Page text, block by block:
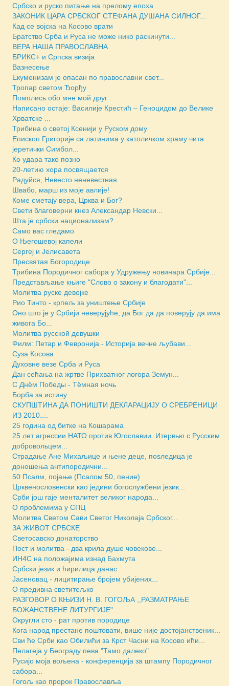
Србско и руско питање на прелому епоха
ЗАКОНИК ЦАРА СРБСКОГ СТЕФАНА ДУШАНА СИЛНОГ...
Кад се војска на Косово врати
Братство Срба и Руса не може нико раскинути...
ВЕРА НАША ПРАВОСЛАВНА
БРИКС+ и Српска визија
Вазнесење
Екуменизам је опасан по православни свет...
Тропар светом Ђорђу
Помолись обо мне мой друг
Написано остаје: Василије Крестић – Геноцидом до Велике
Хрватске ...
Трибина о светој Ксенији у Руском дому
Епископ Григорије са латинима у католичком храму чита
јеретички Симбол...
Ко удара тако позно
20-летию хора посвящается
Радуйся, Невесто неневестная
Швабо, марш из моје авлије!
Коме сметају вера, Црква и Бог?
Свети благоверни кнез Александар Невски...
Шта је србски национализам?
Само вас гледамо
О Његошевој капели
Сергеј и Јелисавета
Пресвятая Богородице
Трибина Породичног сабора у Удружењу новинара Србије...
Представљање књиге "Слово о закону и благодати"...
Молитва руске девојке
Рио Тинто - крпељ за уништење Србије
Оно што је у Србији неверујуће, да Бог да да поверују да има
живога Бо...
Молитва русской девушки
Филм: Петар и Февронија - Историја вечне љубави...
Суза Косова
Духовне везе Срба и Руса
Дан сећања на жртве Прихватног логора Земун...
С Днём Победы - Тёмная ночь
Борба за истину
СКУПШТИНА ДА ПОНИШТИ ДЕКЛАРАЦИЈУ О СРЕБРЕНИЦИ
ИЗ 2010....
25 година од битке на Кошарама
25 лет агрессии НАТО против Югославии. Итервью с Русским
добровольцем...
Страдање Ане Михаљице и њене деце, поsледица је
доношења антипородични...
50 Псалм, појање (Псалом 50, пение)
Црквенословенски као једини богослужбени језик...
Срби још гаје менталитет великог народа...
О проблемима у СПЦ
Молитва Светом Сави Светог Николаја Србског...
ЗА ЖИВОТ СРБСКЕ
Светосавско донаторство
Пост и молитва - два крила душе човекове...
ИН4С на положајима изнад Бахмута
Србски језик и ћирилица данас
Јасеновац - лицитирање бројем убијених...
О предивна светитељко
РАЗГОВОР О КЊИЗИ Н. В. ГОГОЉА ,,РАЗМАТРАЊЕ
БОЖАНСТВЕНЕ ЛИТУРГИЈЕ"...
Округли сто - рат против породице
Кога народ престане поштовати, више није достојанственик...
Сви ће Срби као Обилићи за Крст Часни на Косово ићи...
Пелагеја у Београду пева "Тамо далеко"
Русијо моја вољена - конференција за штампу Породичног
сабора...
Гогољ као пророк Православља